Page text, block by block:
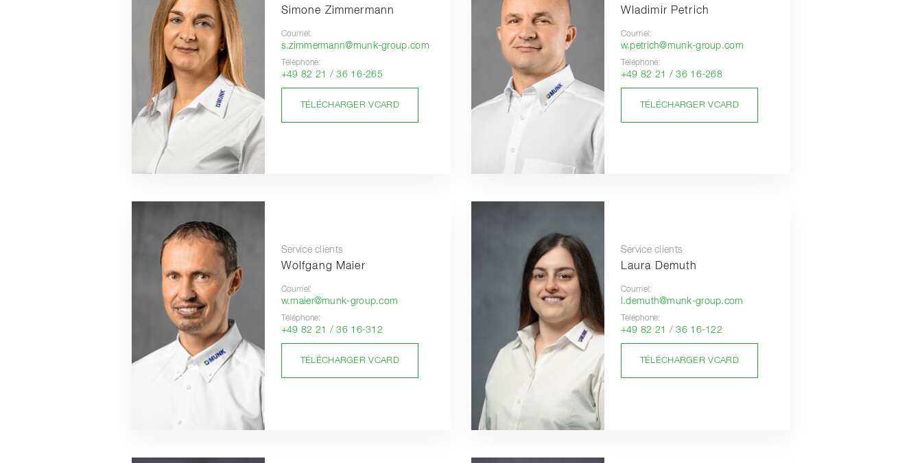
Simone Zimmermann
Courriel:
s.zimmermann@munk-group.com
Téléphone:
+49 82 21 / 36 16-265
TÉLÉCHARGER VCARD
Wladimir Petrich
Courriel:
w.petrich@munk-group.com
Téléphone:
+49 82 21 / 36 16-268
TÉLÉCHARGER VCARD
Service clients
Wolfgang Maier
Courriel:
w.maier@munk-group.com
Téléphone:
+49 82 21 / 36 16-312
TÉLÉCHARGER VCARD
Service clients
Laura Demuth
Courriel:
l.demuth@munk-group.com
Téléphone:
+49 82 21 / 36 16-122
TÉLÉCHARGER VCARD